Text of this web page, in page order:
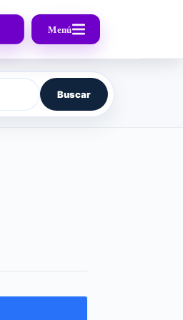
Menú
Buscar